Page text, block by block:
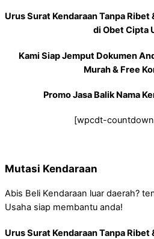
Urus Surat Kendaraan Tanpa Ribet
di Obet Cipta
Kami Siap Jemput Dokumen
Murah & Free
Promo Jasa Balik Nama
[wpcdt-countdown
Mutasi Kendaraan
Abis Beli Kendaraan luar daerah?
Usaha siap membantu anda!
Urus Surat Kendaraan Tanpa Ribet